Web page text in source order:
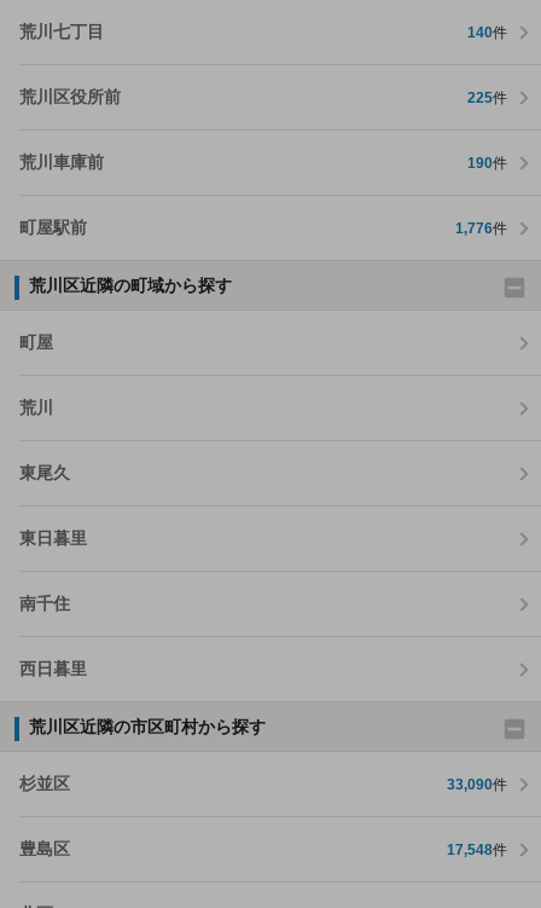
荒川七丁目 140件
荒川区役所前 225件
荒川車庫前 190件
町屋駅前 1,776件
荒川区近隣の町域から探す
町屋
荒川
東尾久
東日暮里
南千住
西日暮里
荒川区近隣の市区町村から探す
杉並区 33,090件
豊島区 17,548件